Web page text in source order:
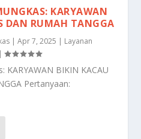
KARYAWAN
DAN RUMAH TANGGA
|Apr 7, 2025 | Layanan
|
KARYAWAN BIKIN KACAU
Pertanyaan: